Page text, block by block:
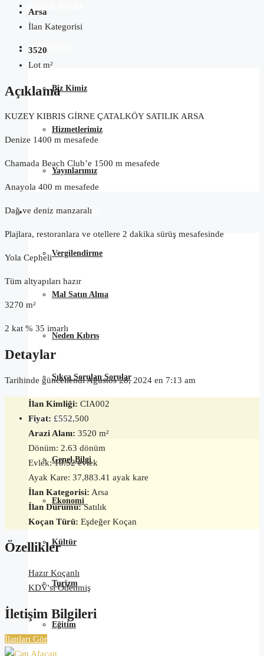
Hakkımızda
Biz Kimiz
Hizmetlerimiz
Yayınlarımız
Satın Alma Rehberi
Vergilendirme
Mal Satın Alma
Neden Kıbrıs
Sıkça Sorulan Sorular
Kuzey Kıbrıs
Genel Bilgi
Ekonomi
Kültür
Turizm
Eğitim
Arsa
İlan Kategorisi
3520
Lot m²
Açıklama
KUZEY KIBRIS GİRNE ÇATALKÖY SATILIK ARSA
Denize 1400 m mesafede
Chamada Beach Club’e 1500 m mesafede
Anayola 400 m mesafede
Dağ ve deniz manzaralı
Plajlara, restoranlara ve otellere 2 dakika sürüş mesafesinde
Yola Cepheli
Tüm altyapıları hazır
3270 m²
2 kat % 35 imarlı
Detaylar
Tarihinde güncellendi Ağustos 28, 2024 en 7:13 am
İlan Kimliği: CIA002
Fiyat: £552,500
Arazi Alanı: 3520 m²
Dönüm: 2.63 dönüm
Evlek: 10.52 evlek
Ayak Kare: 37,883.41 ayak kare
İlan Kategorisi: Arsa
İlan Durumu: Satılık
Koçan Türü: Eşdeğer Koçan
Özellikler
Hazır Koçanlı
KDV'si Ödenmiş
İletişim Bilgileri
İlanları Gör